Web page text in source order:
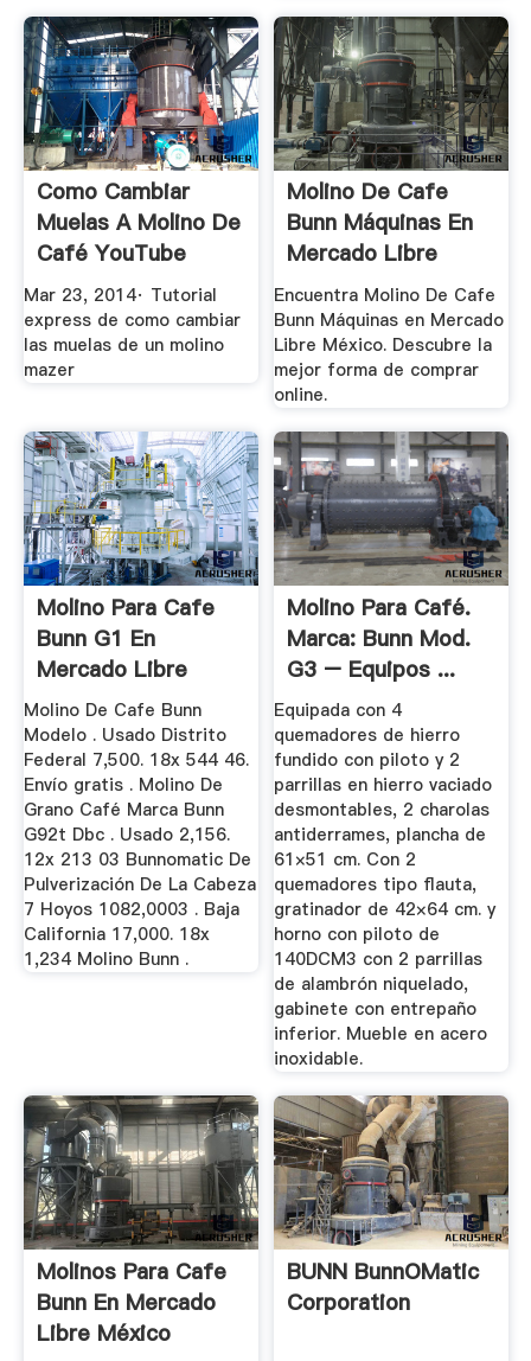
Como Cambiar
Muelas A Molino De
Café YouTube
Mar 23, 2014· Tutorial
express de como cambiar
las muelas de un molino
mazer
Molino De Cafe
Bunn Máquinas En
Mercado Libre
México
Encuentra Molino De Cafe
Bunn Máquinas en Mercado
Libre México. Descubre la
mejor forma de comprar
online.
Molino Para Cafe
Bunn G1 En
Mercado Libre
México
Molino De Cafe Bunn
Modelo . Usado Distrito
Federal 7,500. 18x 544 46.
Envío gratis . Molino De
Grano Café Marca Bunn
G92t Dbc . Usado 2,156.
12x 213 03 Bunnomatic De
Pulverización De La Cabeza
7 Hoyos 1082,0003 . Baja
California 17,000. 18x
1,234 Molino Bunn .
Molino Para Café.
Marca: Bunn Mod.
G3 – Equipos ...
Equipada con 4
quemadores de hierro
fundido con piloto y 2
parrillas en hierro vaciado
desmontables, 2 charolas
antiderrames, plancha de
61×51 cm. Con 2
quemadores tipo flauta,
gratinador de 42×64 cm. y
horno con piloto de
140DCM3 con 2 parrillas
de alambrón niquelado,
gabinete con entrepaño
inferior. Mueble en acero
inoxidable.
Molinos Para Cafe
Bunn En Mercado
Libre México
BUNN BunnOMatic
Corporation